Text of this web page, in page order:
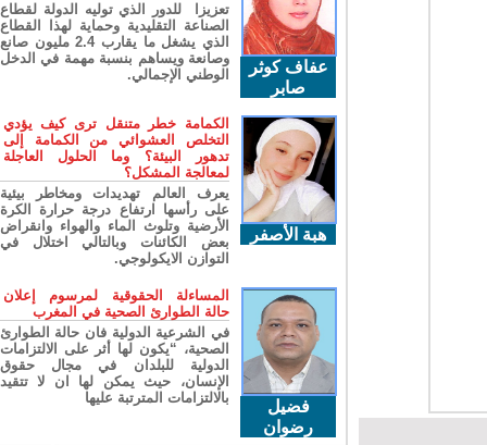
عفاف كوثر
صابر
تعزيزا للدور الذي توليه الدولة لقطاع
الصناعة التقليدية وحماية لهذا القطاع
الذي يشغل ما يقارب 2.4 مليون صانع
وصانعة ويساهم بنسبة مهمة في الدخل
الوطني الإجمالي.
هبة الأصفر
الكمامة خطر متنقل ترى كيف يؤدي
التخلص العشوائي من الكمامة إلى
تدهور البيئة؟ وما الحلول العاجلة
لمعالجة المشكل؟
يعرف العالم تهديدات ومخاطر بيئية
على رأسها ارتفاع درجة حرارة الكرة
الأرضية وتلوث الماء والهواء وانقراض
بعض الكائنات وبالتالي اختلال في
التوازن الايكولوجي.
فضيل
رضوان
المساءلة الحقوقية لمرسوم إعلان
حالة الطوارئ الصحية في المغرب
في الشرعية الدولية فان حالة الطوارئ
الصحية، “يكون لها أثر على الالتزامات
الدولية للبلدان في مجال حقوق
الإنسان، حيث يمكن لها ان لا تتقيد
بالالتزامات المترتبة عليها